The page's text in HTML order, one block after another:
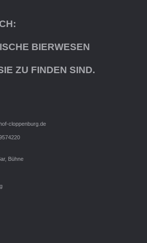
BIERWESEN
ZU FINDEN SIND.
cloppenburg.de
Bühne